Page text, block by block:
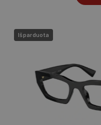
Išparduota